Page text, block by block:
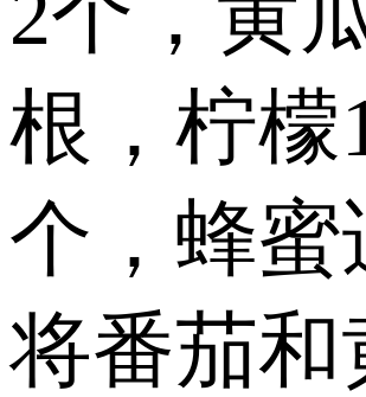
根，柠檬
个，蜂蜜
将番茄和